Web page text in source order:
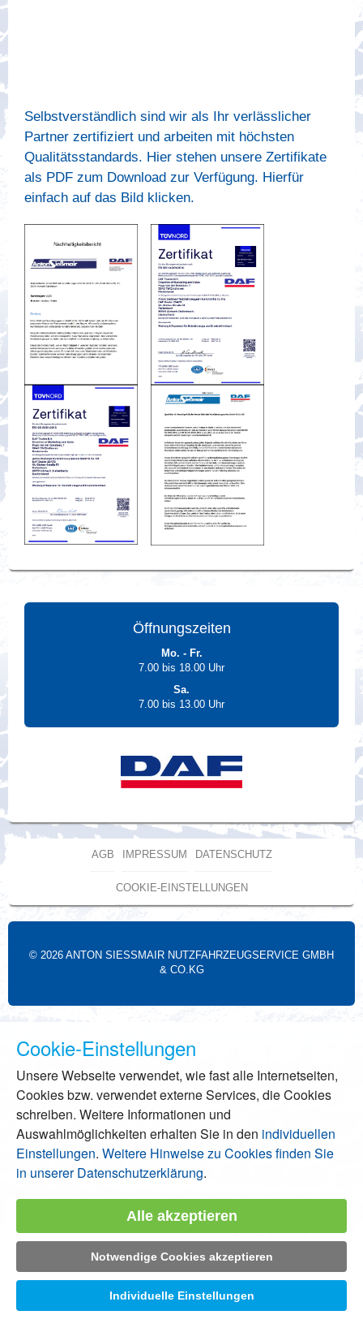
Selbstverständlich sind wir als Ihr verlässlicher
Partner zertifiziert und arbeiten mit höchsten
Qualitätsstandards. Hier stehen unsere Zertifikate
als PDF zum Download zur Verfügung. Hierfür
einfach auf das Bild klicken.
Öffnungszeiten
Mo. - Fr.
7.00 bis 18.00 Uhr
Sa.
7.00 bis 13.00 Uhr
AGB IMPRESSUM DATENSCHUTZ
COOKIE-EINSTELLUNGEN
© 2026 ANTON SIESSMAIR NUTZFAHRZEUGSERVICE GMBH &
CO.KG
Cookie-Einstellungen
Unsere Webseite verwendet, wie fast alle Internetseiten,
Cookies bzw. verwendet externe Services, die Cookies
schreiben. Weitere Informationen und
Auswahlmöglichkeiten erhalten Sie in den individuellen
Einstellungen. Weitere Hinweise zu Cookies finden Sie
in unserer Datenschutzerklärung.
Alle akzeptieren
Notwendige Cookies akzeptieren
Individuelle Einstellungen